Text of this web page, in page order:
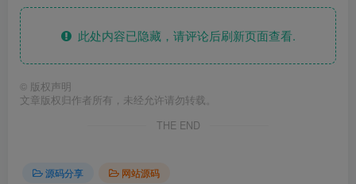
此处内容已隐藏，请评论后刷新页面查看.
© 版权声明
文章版权归作者所有，未经允许请勿转载。
THE END
源码分享
网站源码